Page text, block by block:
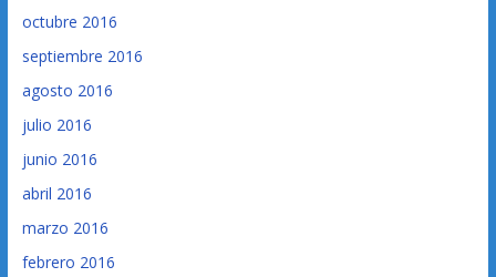
octubre 2016
septiembre 2016
agosto 2016
julio 2016
junio 2016
abril 2016
marzo 2016
febrero 2016